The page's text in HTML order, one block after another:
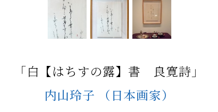
「白【はちすの露】書 良寛詩」
内山玲子
（日本画家）